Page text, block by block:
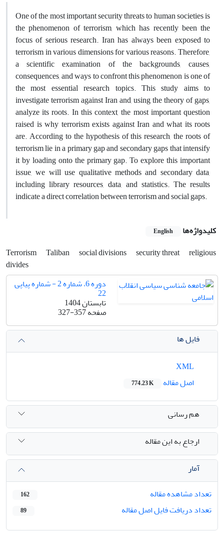
One of the most important security threats to human societies is
the phenomenon of terrorism, which has recently been the
focus of serious research. Iran has always been exposed to
terrorism in various dimensions for various reasons. Therefore,
a scientific examination of the backgrounds, causes,
consequences, and ways to confront this phenomenon is one of
the most essential research topics. This study aims to
investigate terrorism against Iran and, using the theory of gaps,
analyze its roots. In this context, the most important question
raised is why terrorism exists against Iran and what its roots
are. According to the hypothesis of this research, the roots of
terrorism lie in a primary gap and secondary gaps that intensify
it by loading onto the primary gap. To explore this important
issue, we will use qualitative methods and secondary data,
including library resources, data, and statistics. The results
indicate a direct correlation between terrorism and social gaps.
کلیدواژه‌ها English
Terrorism Taliban social divisions security threat religious
divides
دوره 6، شماره 2 - شماره پیاپی
22
تابستان 1404
صفحه327-357
فایل ها
اصل مقاله
774.23 K
هم رسانی
ارجاع به این مقاله
آمار
تعداد مشاهده مقاله
162
تعداد دریافت فایل اصل مقاله 89